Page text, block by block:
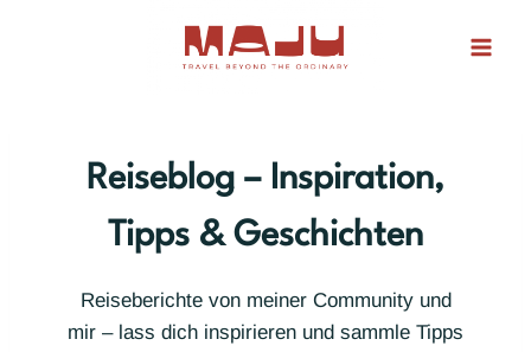
Reiseblog – Inspiration,
Tipps & Geschichten
Reiseberichte von meiner Community und
mir – lass dich inspirieren und sammle Tipps